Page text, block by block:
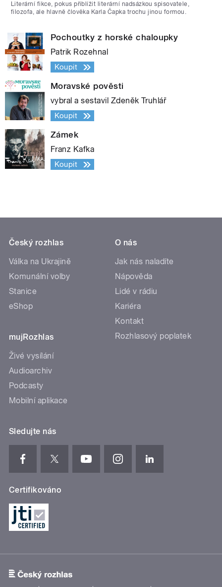
Literární fikce, pokus přiblížit literární nadsázkou spisovatele,
filozofa, ale hlavně člověka Karla Čapka trochu jinou formou.
Pochoutky z horské chaloupky
Patrik Rozehnal
Koupit
Moravské pověsti
vybral a sestavil Zdeněk Truhlář
Koupit
Zámek
Franz Kafka
Koupit
Český rozhlas
Válka na Ukrajině
Komunální volby
Stanice
eShop
mujRozhlas
Živé vysílání
Audioarchiv
Podcasty
Mobilní aplikace
O nás
Jak nás naladíte
Nápověda
Lidé v rádiu
Kariéra
Kontakt
Rozhlasový poplatek
Sledujte nás
Certifikováno